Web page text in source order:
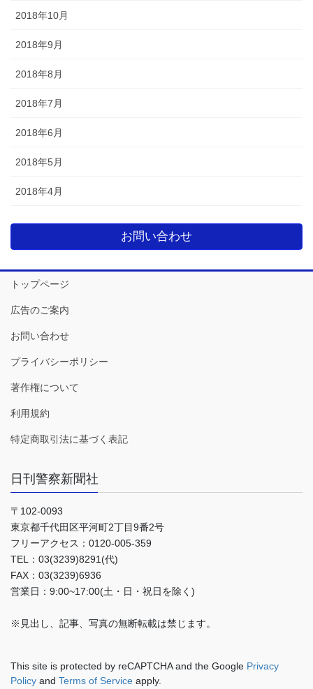
2018年10月
2018年9月
2018年8月
2018年7月
2018年6月
2018年5月
2018年4月
お問い合わせ
トップページ
広告のご案内
お問い合わせ
プライバシーポリシー
著作権について
利用規約
特定商取引法に基づく表記
日刊警察新聞社
〒102-0093
東京都千代田区平河町2丁目9番2号
フリーアクセス：0120-005-359
TEL：03(3239)8291(代)
FAX：03(3239)6936
営業日：9:00~17:00(土・日・祝日を除く)
※見出し、記事、写真の無断転載は禁じます。
This site is protected by reCAPTCHA and the Google Privacy
Policy and Terms of Service apply.